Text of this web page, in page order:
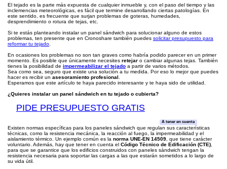
El tejado es la parte más expuesta de cualquier inmueble y, con el paso del tiempo y las
inclemencias meteorológicas, es fácil que termine desarrollando ciertas patologías. En
este sentido, es frecuente que surjan problemas de goteras, humedades,
desprendimiento o rotura de tejas, etc.
Si te estás planteando instalar un panel sándwich para solucionar alguno de estos
problemas, ten presente que en Cronoshare también puedes solicitar presupuesto para
reformar tu tejado.
En ocasiones los problemas no son tan graves como habría podido parecer en un primer
momento. Es posible que únicamente necesites retejar o cambiar algunas tejas. También
tienes la posibilidad de impermeabilizar el tejado a partir de varios métodos.
Sea como sea, seguro que existe una solución a tu medida. Por eso lo mejor que puedes
hacer es recibir un asesoramiento profesional .
Esperamos que este artículo te haya parecido interesante y te haya sido de utilidad.
¿Quieres instalar un panel sándwich en tu tejado o cubierta?
PIDE PRESUPUESTO GRATIS
A tener en cuenta
Existen normas específicas para los paneles sándwich que regulan sus características
técnicas, como la resistencia mecánica, la reacción al fuego, la impermeabilidad y el
aislamiento térmico. Un ejemplo común es la norma UNE-EN 14509, que tiene carácter
voluntario. Además, hay que tener en cuenta el Código Técnico de Edificación (CTE),
para que se garantice que los edificios construidos con paneles sándwich tengan la
resistencia necesaria para soportar las cargas a las que estarán sometidos a lo largo de
su vida útil.